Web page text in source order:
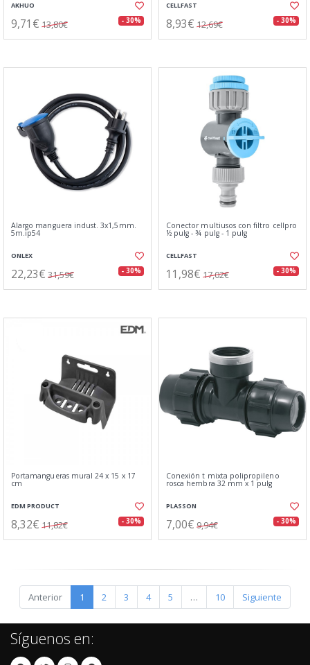
AKHUO
9,71€ 13,80€ - 30%
CELLFAST
8,93€ 12,69€ - 30%
Alargo manguera indust. 3x1,5mm.
5m.ip54
ONLEX
22,23€ 31,59€ - 30%
Conector multiusos con filtro cellpro
½ pulg - ¾ pulg - 1 pulg
CELLFAST
11,98€ 17,02€ - 30%
Portamangueras mural 24 x 15 x 17
cm
EDM PRODUCT
8,32€ 11,82€ - 30%
Conexión t mixta polipropileno
rosca hembra 32 mm x 1 pulg
PLASSON
7,00€ 9,94€ - 30%
Anterior 1 2 3 4 5 … 10 Siguiente
Síguenos en: